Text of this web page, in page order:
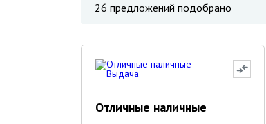
26 предложений подобрано
Отличные наличные